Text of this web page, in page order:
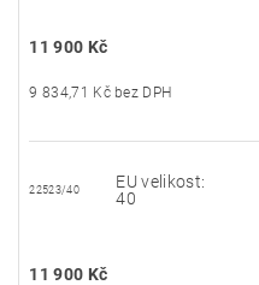
11 900 Kč
9 834,71 Kč bez DPH
22523/40
EU velikost:
40
11 900 Kč